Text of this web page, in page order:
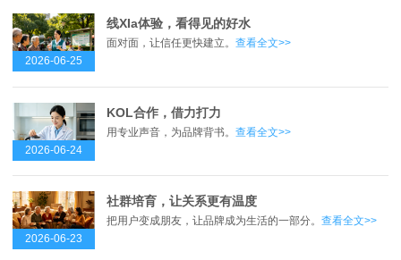
2026-06-25
线XIa体验，看得见的好水
面对面，让信任更快建立。 查看全文>>
2026-06-24
KOL合作，借力打力
用专业声音，为品牌背书。 查看全文>>
2026-06-23
社群培育，让关系更有温度
把用户变成朋友，让品牌成为生活的一部分。 查看全文>>